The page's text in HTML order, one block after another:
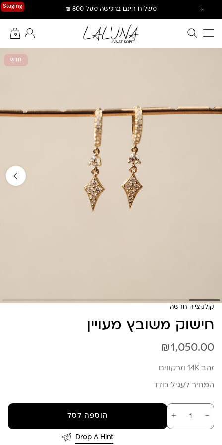
Staging משלוח חינם ברכישה מעל 800 ₪
חיפוש באתר
0
החשבון שלי
חדש
קולקצייה חדשה
חישוק משובץ מעויין
₪1,050.00
זהב 14K וזרקונים
המחיר לעגיל בודד
－
כמות
של
חישוק
＋ הוספה לסל
Drop A Hint